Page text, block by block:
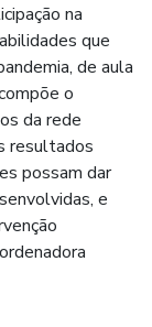
na
que
de aula
o
da rede
resultados
possam dar
e